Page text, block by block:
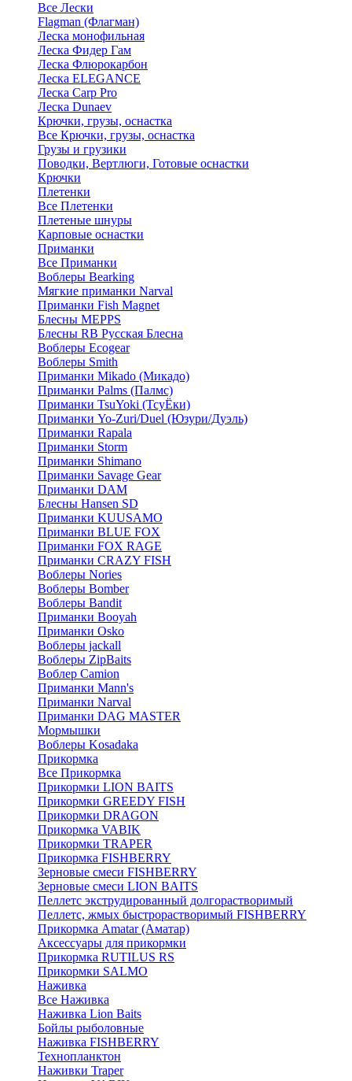
Все Лески
Flagman (Флагман)
Леска монофильная
Леска Фидер Гам
Леска Флюрокарбон
Леска ELEGANCE
Леска Carp Pro
Леска Dunaev
Крючки, грузы, оснастка
Все Крючки, грузы, оснастка
Грузы и грузики
Поводки, Вертлюги, Готовые оснастки
Крючки
Плетенки
Все Плетенки
Плетеные шнуры
Карповые оснастки
Приманки
Все Приманки
Воблеры Bearking
Мягкие приманки Narval
Приманки Fish Magnet
Блесны MEPPS
Блесны RB Русская Блесна
Воблеры Ecogear
Воблеры Smith
Приманки Mikado (Микадо)
Приманки Palms (Палмс)
Приманки TsuYoki (ТсуЁки)
Приманки Yo-Zuri/Duel (Юзури/Дуэль)
Приманки Rapala
Приманки Storm
Приманки Shimano
Приманки Savage Gear
Приманки DAM
Блесны Hansen SD
Приманки KUUSAMO
Приманки BLUE FOX
Приманки FOX RAGE
Приманки CRAZY FISH
Воблеры Nories
Воблеры Bomber
Воблеры Bandit
Приманки Booyah
Приманки Osko
Воблеры jackall
Воблеры ZipBaits
Воблер Camion
Приманки Mann's
Приманки Narval
Приманки DAG MASTER
Мормышки
Воблеры Kosadaka
Прикормка
Все Прикормка
Прикормки LION BAITS
Прикормки GREEDY FISH
Прикормки DRAGON
Прикормка VABIK
Прикормки TRAPER
Прикормка FISHBERRY
Зерновые смеси FISHBERRY
Зерновые смеси LION BAITS
Пеллетс экструдированный долгорастворимый
Пеллетс, жмых быстрорастворимый FISHBERRY
Прикормка Amatar (Аматар)
Аксессуары для прикормки
Прикормка RUTILUS RS
Прикормки SALMO
Наживка
Все Наживка
Наживка Lion Baits
Бойлы рыболовные
Наживка FISHBERRY
Технопланктон
Наживки Traper